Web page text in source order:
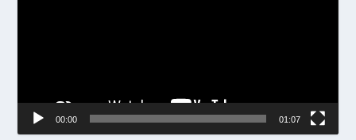
00:00 01:07